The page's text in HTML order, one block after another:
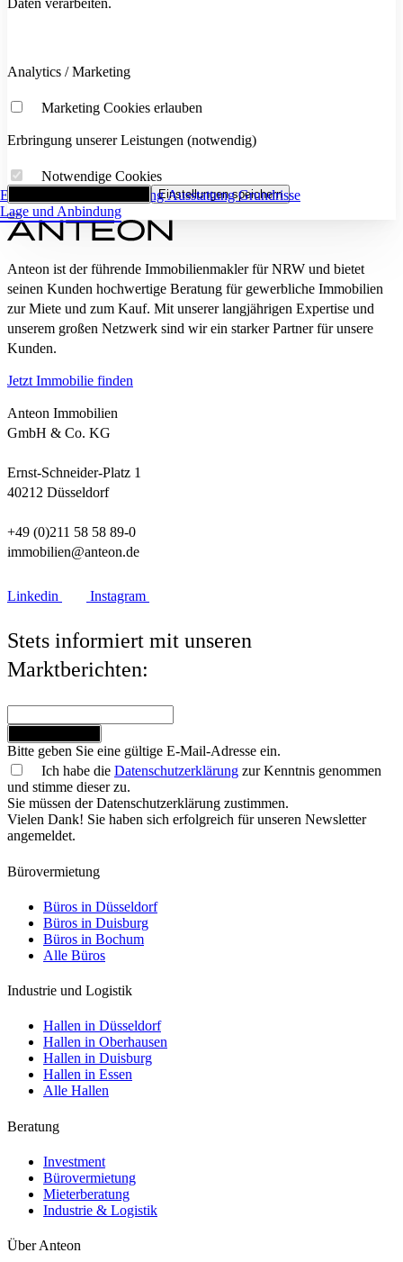
Eckdaten FlächenaufstellungAusstattungGrundrisse
Lage und Anbindung
Daten verarbeiten.
Analytics / Marketing
Marketing Cookies erlauben
Erbringung unserer Leistungen (notwendig)
Notwendige Cookies
Einstellungen speichern
Anteon ist der führende Immobilienmakler für NRW und bietet
seinen Kunden hochwertige Beratung für gewerbliche Immobilien
zur Miete und zum Kauf. Mit unserer langjährigen Expertise und
unserem großen Netzwerk sind wir ein starker Partner für unsere
Kunden.
Jetzt Immobilie finden
Anteon Immobilien
GmbH & Co. KG
Ernst-Schneider-Platz 1
40212 Düsseldorf
+49 (0)211 58 58 89-0
immobilien@anteon.de
Linkedin Instagram
Stets informiert mit unseren
Marktberichten:
Bitte geben Sie eine gültige E-Mail-Adresse ein.
Ich habe die Datenschutzerklärung zur Kenntnis genommen
und stimme dieser zu.
Sie müssen der Datenschutzerklärung zustimmen.
Vielen Dank! Sie haben sich erfolgreich für unseren Newsletter
angemeldet.
Bürovermietung
Büros in Düsseldorf
Büros in Duisburg
Büros in Bochum
Alle Büros
Industrie und Logistik
Hallen in Düsseldorf
Hallen in Oberhausen
Hallen in Duisburg
Hallen in Essen
Alle Hallen
Beratung
Investment
Bürovermietung
Mieterberatung
Industrie & Logistik
Über Anteon